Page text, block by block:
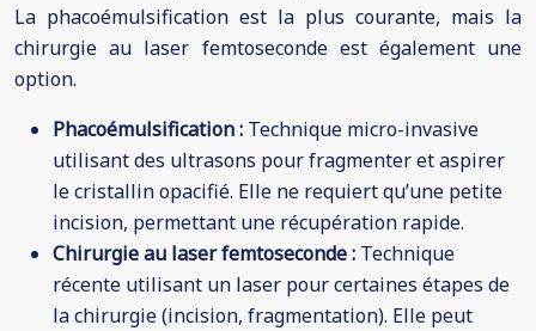
La phacoémulsification est la plus courante, mais la
chirurgie au laser femtoseconde est également une
option.
Phacoémulsification : Technique micro-invasive
utilisant des ultrasons pour fragmenter et aspirer
le cristallin opacifié. Elle ne requiert qu’une petite
incision, permettant une récupération rapide.
Chirurgie au laser femtoseconde : Technique
récente utilisant un laser pour certaines étapes de
la chirurgie (incision, fragmentation). Elle peut